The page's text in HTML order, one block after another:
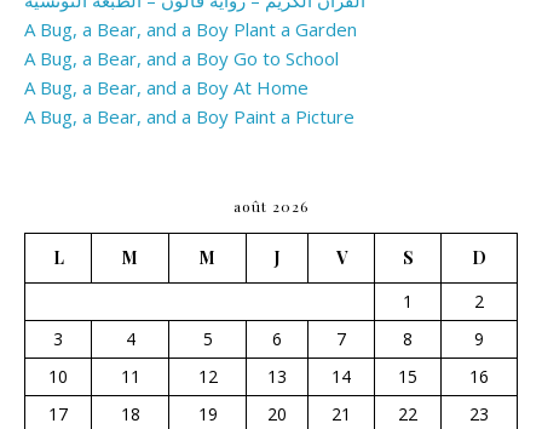
A Bug, a Bear, and a Boy Plant a Garden
A Bug, a Bear, and a Boy Go to School
A Bug, a Bear, and a Boy At Home
A Bug, a Bear, and a Boy Paint a Picture
août 2026
L M M J V S
D
1
2
3
4 5 6 7 8
9
10
11 12 13 14 15
16
17
18 19 20 21 22
23